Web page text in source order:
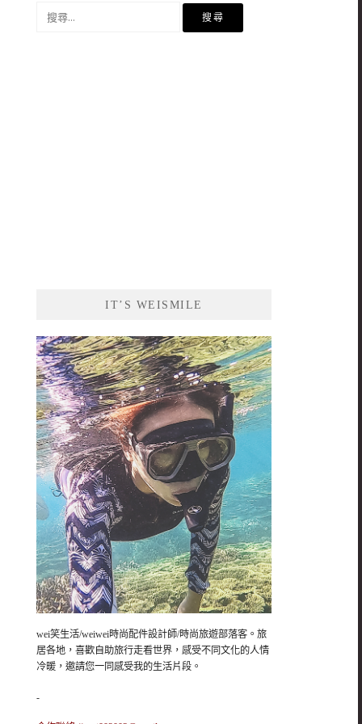
IT’S WEISMILE
wei笑生活/weiwei時尚配件設計師/時尚旅遊部落客。旅
居各地，喜歡自助旅行走看世界，感受不同文化的人情
冷暖，邀請您一同感受我的生活片段。
-